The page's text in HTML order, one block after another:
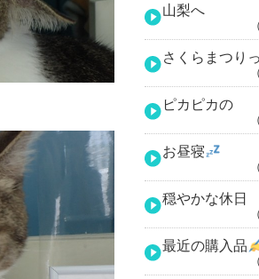
山梨へ
さくらまつりっ
ピカピカの
お昼寝
穏やかな休日
最近の購入品